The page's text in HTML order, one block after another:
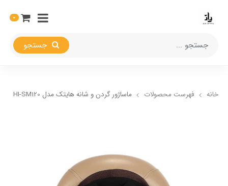
0
خانه فهرست محصولات ماساژور گردن و شانه هایتک مدل HI-SM120